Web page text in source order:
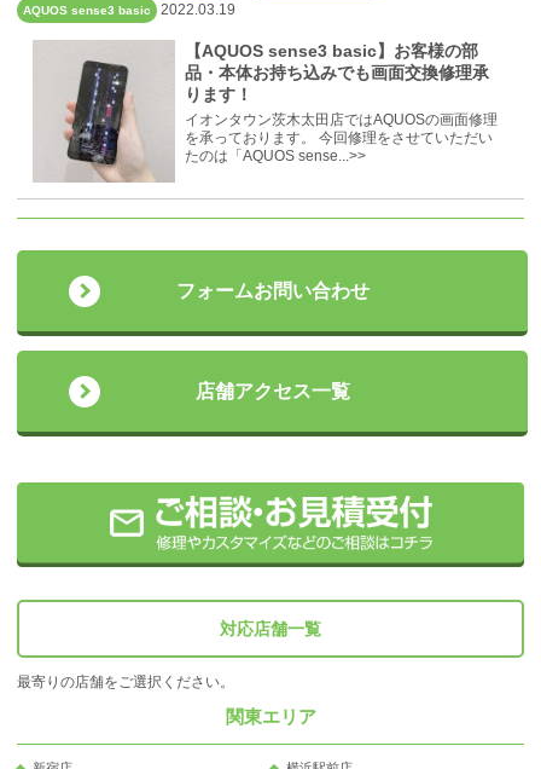
AQUOS sense3 basic 2022.03.19
【AQUOS sense3 basic】お客様の部
品・本体お持ち込みでも画面交換修理承
ります！
イオンタウン茨木太田店ではAQUOSの画面修理
を承っております。 今回修理をさせていただい
たのは「AQUOS sense...>>
フォームお問い合わせ
店舗アクセス一覧
対応店舗一覧
最寄りの店舗をご選択ください。
関東エリア